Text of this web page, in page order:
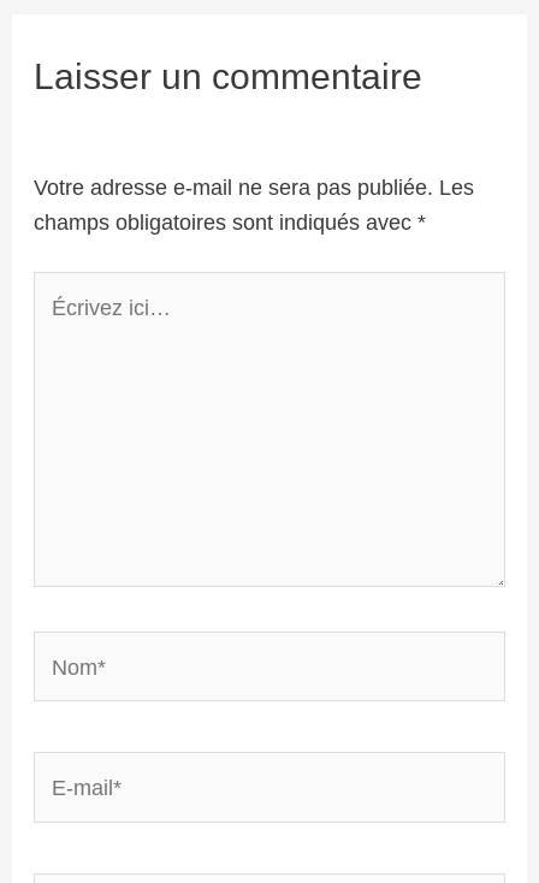
Laisser un commentaire
Votre adresse e-mail ne sera pas publiée. Les
champs obligatoires sont indiqués avec*
ici…
mail*